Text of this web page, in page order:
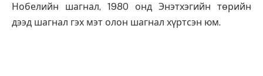
Нобелийн шагнал, 1980 онд Энэтхэгийн төрийн
дээд шагнал гэх мэт олон шагнал хүртсэн юм.